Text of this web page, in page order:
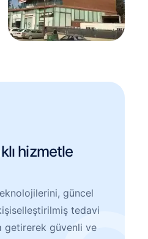
hizmetle
güncel
tedavi
getirerek güvenli ve